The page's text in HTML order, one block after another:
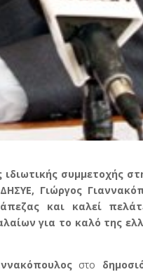
συμμετοχής
Γιώργος
και καλεί
για το καλό της
στο